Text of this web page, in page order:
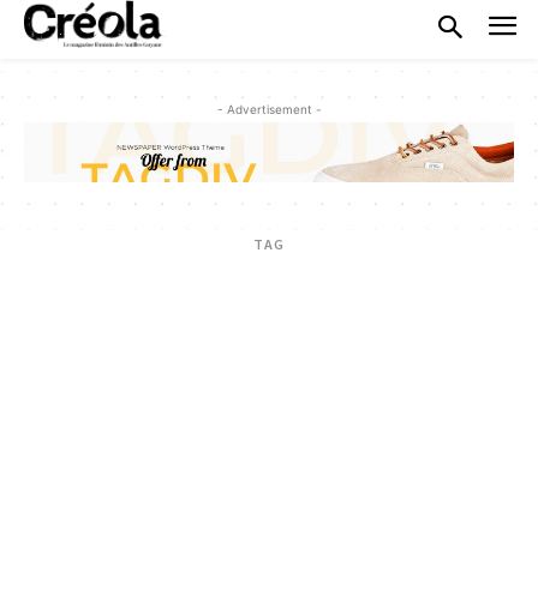
- Advertisement -
TAG